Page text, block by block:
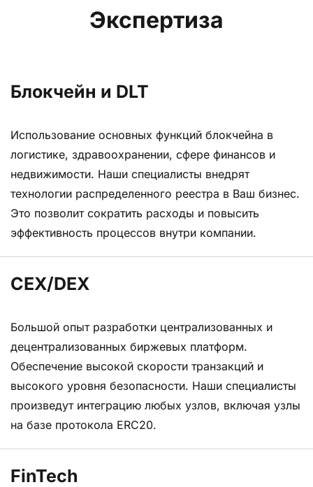
Экспертиза
Блокчейн и DLT
Использование основных функций блокчейна в
логистике, здравоохранении, сфере финансов и
недвижимости. Наши специалисты внедрят
технологии распределенного реестра в Ваш бизнес.
Это позволит сократить расходы и повысить
эффективность процессов внутри компании.
CEX/DEX
Большой опыт разработки централизованных и
децентрализованных биржевых платформ.
Обеспечение высокой скорости транзакций и
высокого уровня безопасности. Наши специалисты
произведут интеграцию любых узлов, включая узлы
на базе протокола ERC20.
FinTech